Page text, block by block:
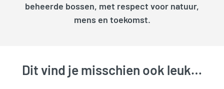
beheerde bossen, met respect voor natuur,
mens en toekomst.
Dit vind je misschien ook leuk…